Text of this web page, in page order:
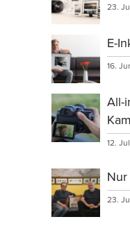
23.
E-
16.
All-
12.
23.